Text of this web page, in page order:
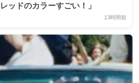
ッドのカラーすごい！」
13時間前